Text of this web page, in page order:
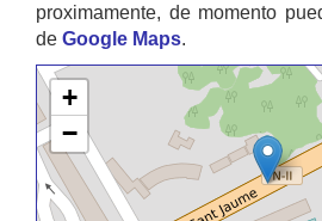
proximamente, de momento
de Google Maps.
+
−